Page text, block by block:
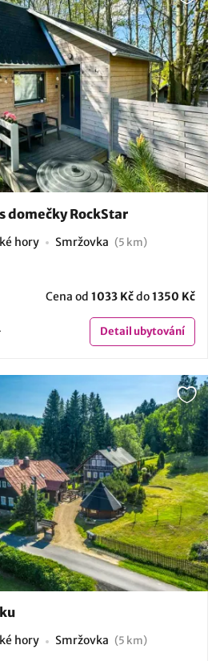
domečky RockStar
hory Smržovka (5 km)
Cena od 1033 Kčdo1350 Kč
Detailubytování
hory Smržovka (5 km)